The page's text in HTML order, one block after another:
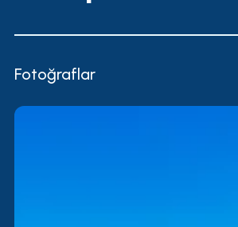
Fotoğraflar